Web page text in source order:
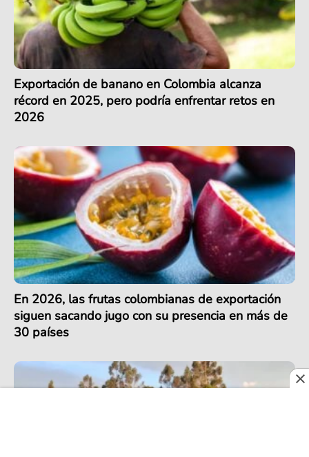
Exportación de banano en Colombia alcanza
récord en 2025, pero podría enfrentar retos en
2026
En 2026, las frutas colombianas de exportación
siguen sacando jugo con su presencia en más de
30 países